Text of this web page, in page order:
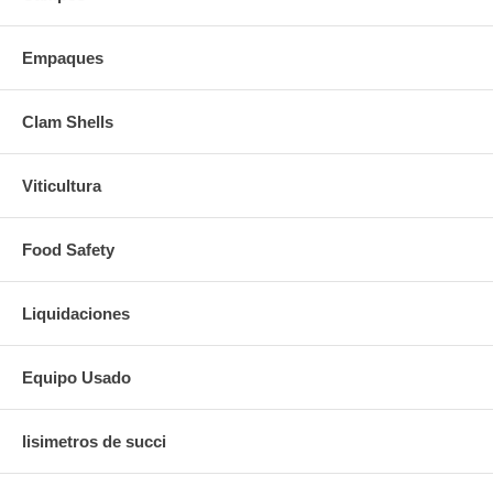
Empaques
Clam Shells
Viticultura
Food Safety
Liquidaciones
Equipo Usado
lisimetros de succi